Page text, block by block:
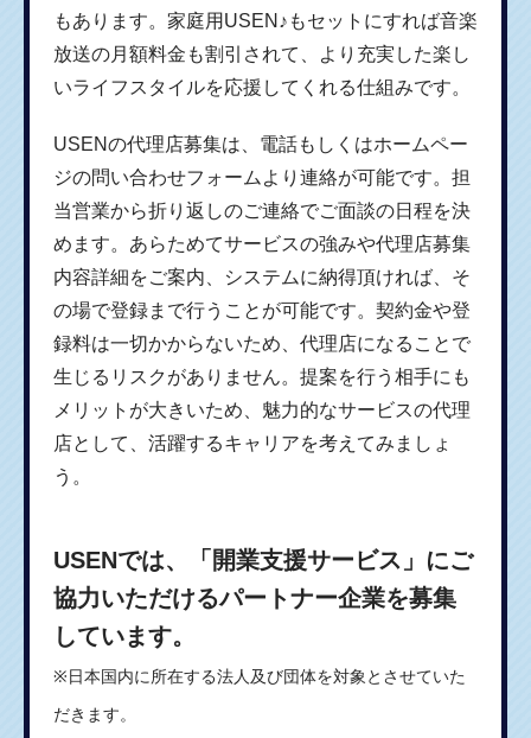
もあります。家庭用USEN♪もセットにすれば音楽
放送の月額料金も割引されて、より充実した楽し
いライフスタイルを応援してくれる仕組みです。
USENの代理店募集は、電話もしくはホームペー
ジの問い合わせフォームより連絡が可能です。担
当営業から折り返しのご連絡でご面談の日程を決
めます。あらためてサービスの強みや代理店募集
内容詳細をご案内、システムに納得頂ければ、そ
の場で登録まで行うことが可能です。契約金や登
録料は一切かからないため、代理店になることで
生じるリスクがありません。提案を行う相手にも
メリットが大きいため、魅力的なサービスの代理
店として、活躍するキャリアを考えてみましょ
う。
USENでは、「開業支援サービス」にご
協力いただけるパートナー企業を募集
しています。
※日本国内に所在する法人及び団体を対象とさせていた
だきます。